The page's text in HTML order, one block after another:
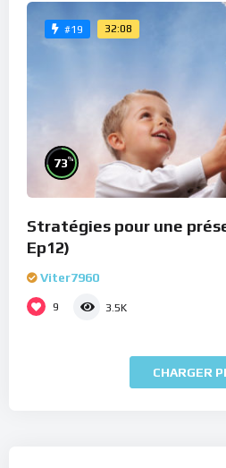
#19 32:08
73%
Stratégies pour une
Ep12)
Viter7960
9 3.5K
CHARGER